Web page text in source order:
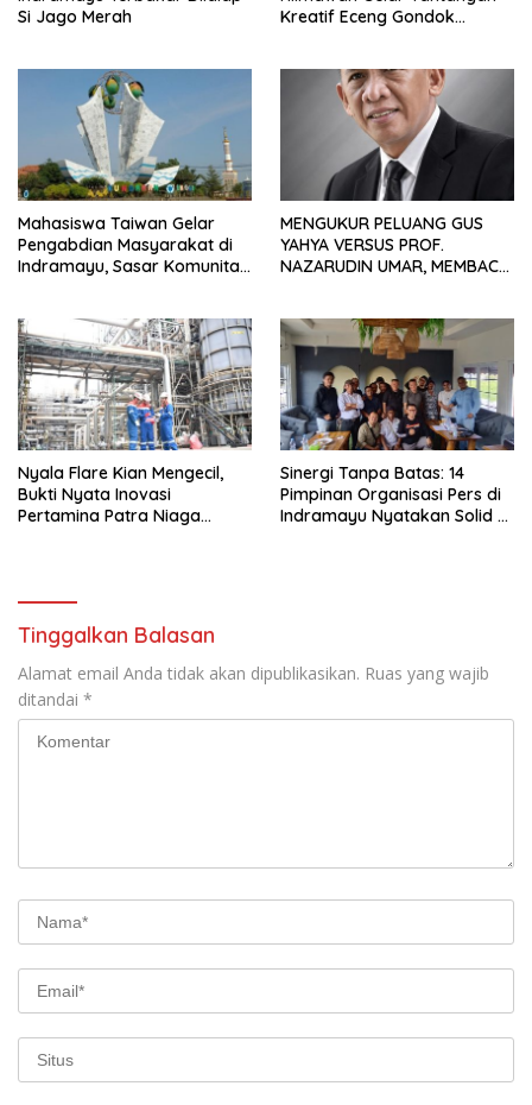
Si Jago Merah
Kreatif Eceng Gondok
Mahasiswa Taiwan Gelar
Pengabdian Masyarakat di
Indramayu, Sasar Komunitas
MENGUKUR PELUANG GUS
YAHYA VERSUS PROF.
NAZARUDIN UMAR, MEMBACA
Nyala Flare Kian Mengecil,
Bukti Nyata Inovasi
Pertamina Patra Niaga
Sinergi Tanpa Batas: 14
Pimpinan Organisasi Pers di
Indramayu Nyatakan Solid di
Tinggalkan Balasan
Alamat email Anda tidak akan dipublikasikan. Ruas yang wajib
ditandai *